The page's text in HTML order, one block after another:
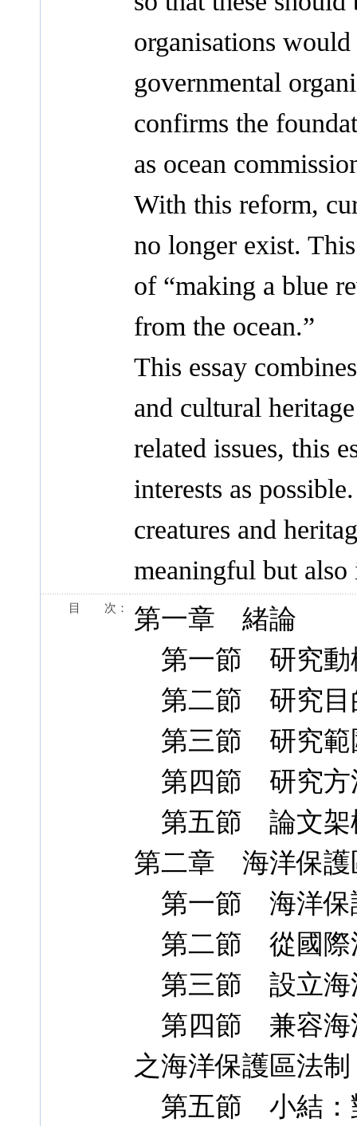
organisations
governmental
confirms the
as ocean
With this reform,
no longer exist.
of “making a blue
from the ocean.”
This essay
and cultural
related issues, this
interests as
creatures and
meaningful but also
目 次：
第一章 緒論
第一節 研究動
第二節 研究目
第三節 研究範
第四節 研究方
第五節 論文架
第二章 海洋保護
第一節 海洋保
第二節 從國際
第三節 設立海
第四節 兼容海
之海洋保護區法
第五節 小結：